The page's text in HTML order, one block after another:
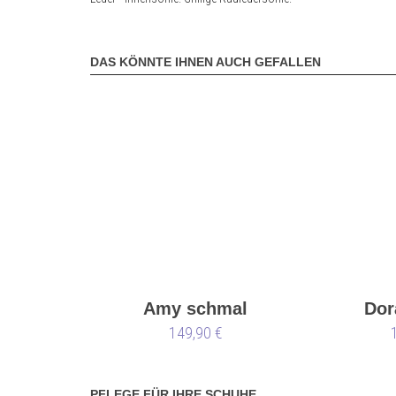
DAS KÖNNTE IHNEN AUCH GEFALLEN
Amy schmal
149,90 €